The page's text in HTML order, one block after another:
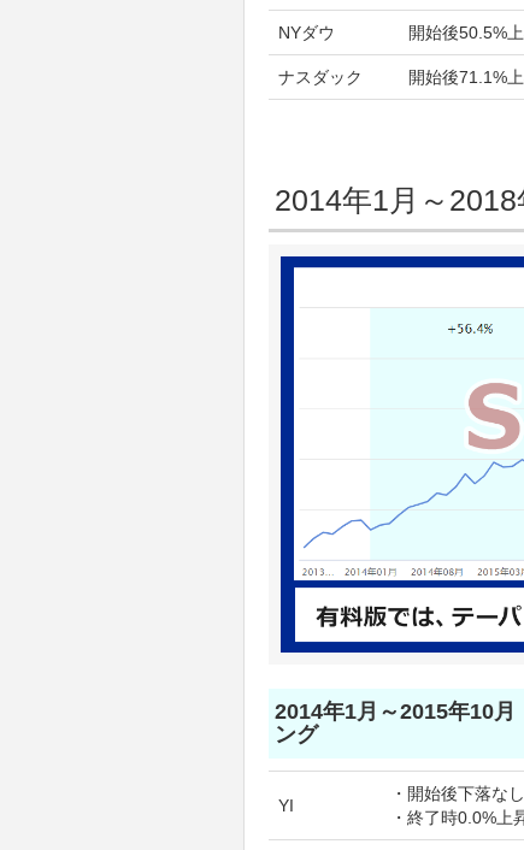
NYダウ 開始後50.5%
ナスダック 開始後71.1%
2014年1月～
2014年1月～2015年10
ング
YI
・開始後下落なし
・終了時0.0%上